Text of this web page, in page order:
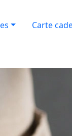
Carte